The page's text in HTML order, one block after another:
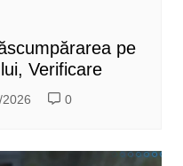
pe
Verificare
0